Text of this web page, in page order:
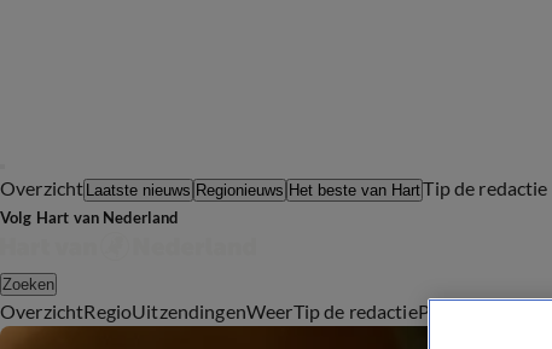
Overzicht Laatste nieuws Regionieuws Het beste van HartTip de redactie
Volg Hart van Nederland
Zoeken
OverzichtRegioUitzendingenWeerTip de redactiePanel